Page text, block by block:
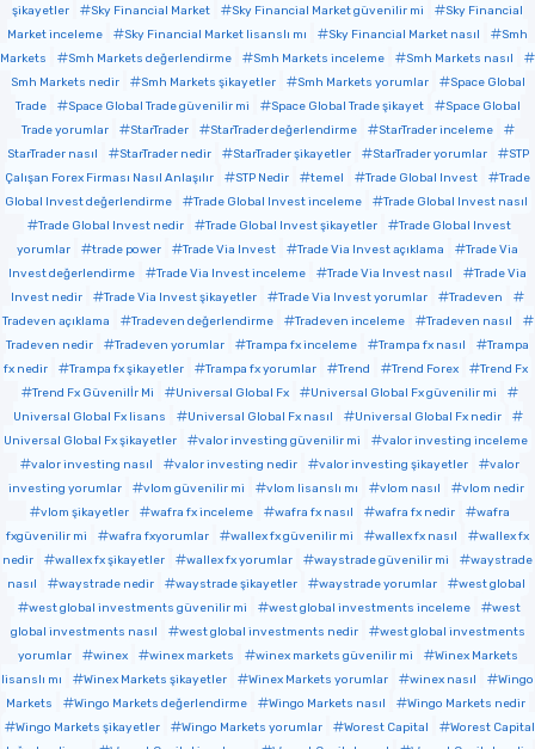
şikayetler
Sky Financial Market Sky Financial Market güvenilir mi
Sky Financial
Market inceleme
Sky Financial Market lisanslı mı Sky Financial Market nasıl
Smh
Markets
Smh Markets değerlendirme Smh Markets inceleme
Smh Markets nasıl
Smh Markets nedir
Smh Markets şikayetler Smh Markets yorumlar
Space Global
Trade
Space Global Trade güvenilir mi Space Global Trade şikayet
Space Global
Trade yorumlar
StarTrader StarTrader değerlendirme
StarTrader inceleme
StarTrader nasıl
StarTrader nedir StarTrader şikayetler StarTrader yorumlar
STP
Çalışan Forex Firması Nasıl Anlaşılır
STP Nedir temel Trade Global Invest
Trade
Global Invest değerlendirme
Trade Global Invest inceleme
Trade Global Invest nasıl
Trade Global Invest nedir
Trade Global Invest şikayetler
Trade Global Invest
yorumlar
trade power Trade Via Invest Trade Via Invest açıklama
Trade Via
Invest değerlendirme
Trade Via Invest inceleme Trade Via Invest nasıl
Trade Via
Invest nedir
Trade Via Invest şikayetler Trade Via Invest yorumlar
Tradeven
Tradeven açıklama
Tradeven değerlendirme Tradeven inceleme
Tradeven nasıl
Tradeven nedir
Tradeven yorumlar Trampa fx inceleme Trampa fx nasıl
Trampa
fx nedir
Trampa fx şikayetler Trampa fx yorumlar Trend Trend Forex
Trend Fx
Trend Fx Güvenilİr Mi
Universal Global Fx
Universal Global Fx güvenilir mi
Universal Global Fx lisans
Universal Global Fx nasıl
Universal Global Fx nedir
Universal Global Fx şikayetler
valor investing güvenilir mi
valor investing inceleme
valor investing nasıl
valor investing nedir valor investing şikayetler
valor
investing yorumlar
vlom güvenilir mi vlom lisanslı mı vlom nasıl
vlom nedir
vlom şikayetler
wafra fx inceleme wafra fx nasıl wafra fx nedir
wafra
fxgüvenilir mi
wafra fxyorumlar wallex fx güvenilir mi wallex fx nasıl
wallex fx
nedir
wallex fx şikayetler wallex fx yorumlar waystrade güvenilir mi
waystrade
nasıl
waystrade nedir waystrade şikayetler waystrade yorumlar
west global
west global investments güvenilir mi
west global investments inceleme
west
global investments nasıl
west global investments nedir
west global investments
yorumlar
winex winex markets winex markets güvenilir mi
Winex Markets
lisanslı mı
Winex Markets şikayetler Winex Markets yorumlar winex nasıl
Wingo
Markets
Wingo Markets değerlendirme Wingo Markets nasıl
Wingo Markets nedir
Wingo Markets şikayetler
Wingo Markets yorumlar Worest Capital
Worest Capital